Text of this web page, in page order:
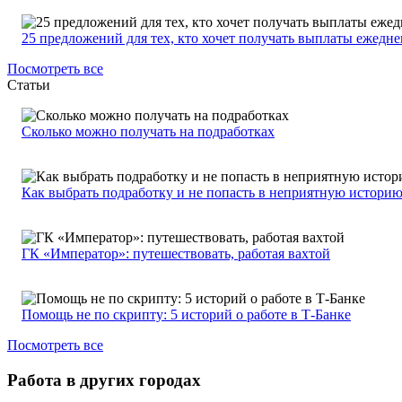
25 предложений для тех, кто хочет получать выплаты
Посмотреть все
Статьи
Сколько можно получать на подработках
Как выбрать подработку и не попасть в неприятную историю
ГК «Император»: путешествовать, работая вахтой
Помощь не по скрипту: 5 историй о работе в Т-Банке
Посмотреть все
Работа в других городах